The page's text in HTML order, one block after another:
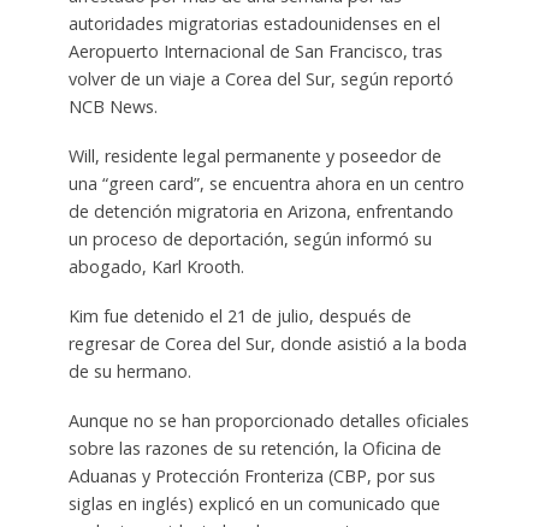
autoridades migratorias estadounidenses en el
Aeropuerto Internacional de San Francisco, tras
volver de un viaje a Corea del Sur, según reportó
NCB News.
Will, residente legal permanente y poseedor de
una “green card”, se encuentra ahora en un centro
de detención migratoria en Arizona, enfrentando
un proceso de deportación, según informó su
abogado, Karl Krooth.
Kim fue detenido el 21 de julio, después de
regresar de Corea del Sur, donde asistió a la boda
de su hermano.
Aunque no se han proporcionado detalles oficiales
sobre las razones de su retención, la Oficina de
Aduanas y Protección Fronteriza (CBP, por sus
siglas en inglés) explicó en un comunicado que